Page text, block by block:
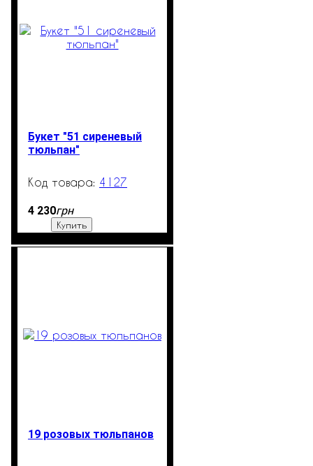
Букет "51 сиреневый
тюльпан"
4127
4 230грн
Купить
19 розовых тюльпанов